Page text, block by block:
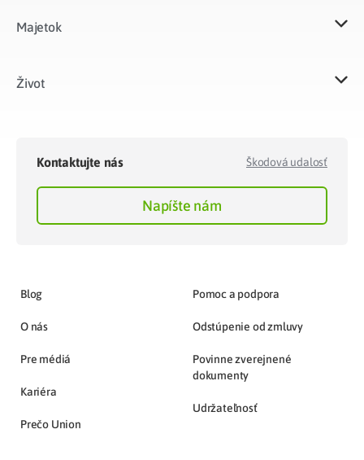
Majetok​
Život​
Kontaktujte nás Škodová udalosť
Napíšte nám
Blog
O nás
Pre médiá
Kariéra
Prečo Union
Pomoc a podpora
Odstúpenie od zmluvy
Povinne zverejnené
dokumenty
Udržateľnosť